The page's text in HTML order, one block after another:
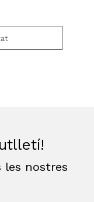
les nostres